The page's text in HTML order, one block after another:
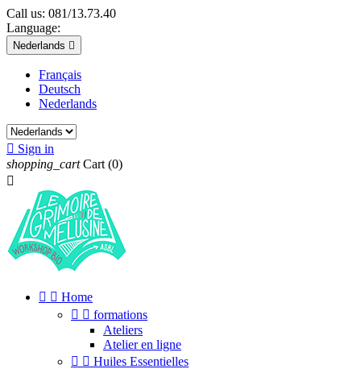
Call us: 081/13.73.40
Language:
Nederlands 
Français
Deutsch
Nederlands
 Sign in
shopping_cart Cart (0)

  Home
  formations
Ateliers
Atelier en ligne
  Huiles Essentielles